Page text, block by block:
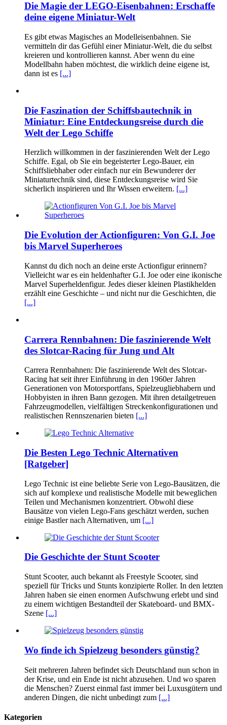
Die Magie der LEGO-Eisenbahnen: Erschaffe
deine eigene Miniatur-Welt
Es gibt etwas Magisches an Modelleisenbahnen. Sie
vermitteln dir das Gefühl einer Miniatur-Welt, die du selbst
kreieren und kontrollieren kannst. Aber wenn du eine
Modellbahn haben möchtest, die wirklich deine eigene ist,
dann ist es [...]
Die Faszination der Schiffsbautechnik in
Miniatur: Eine Entdeckungsreise durch die
Welt der Lego Schiffe
Herzlich willkommen in der faszinierenden Welt der Lego
Schiffe. Egal, ob Sie ein begeisterter Lego-Bauer, ein
Schiffsliebhaber oder einfach nur ein Bewunderer der
Miniaturtechnik sind, diese Entdeckungsreise wird Sie
sicherlich inspirieren und Ihr Wissen erweitern. [...]
Die Evolution der Actionfiguren: Von G.I. Joe
bis Marvel Superheroes
Kannst du dich noch an deine erste Actionfigur erinnern?
Vielleicht war es ein heldenhafter G.I. Joe oder eine ikonische
Marvel Superheldenfigur. Jedes dieser kleinen Plastikhelden
erzählt eine Geschichte – und nicht nur die Geschichten, die
[...]
Carrera Rennbahnen: Die faszinierende Welt
des Slotcar-Racing für Jung und Alt
Carrera Rennbahnen: Die faszinierende Welt des Slotcar-
Racing hat seit ihrer Einführung in den 1960er Jahren
Generationen von Motorsportfans, Spielzeugliebhabern und
Hobbyisten in ihren Bann gezogen. Mit ihren detailgetreuen
Fahrzeugmodellen, vielfältigen Streckenkonfigurationen und
realistischen Rennszenarien bieten [...]
Die Besten Lego Technic Alternativen
[Ratgeber]
Lego Technic ist eine beliebte Serie von Lego-Bausätzen, die
sich auf komplexe und realistische Modelle mit beweglichen
Teilen und Mechanismen konzentriert. Obwohl diese
Bausätze von vielen Lego-Fans geschätzt werden, suchen
einige Bastler nach Alternativen, um [...]
Die Geschichte der Stunt Scooter
Stunt Scooter, auch bekannt als Freestyle Scooter, sind
speziell für Tricks und Stunts konzipierte Roller. In den letzten
Jahren haben sie einen enormen Aufschwung erlebt und sind
zu einem wichtigen Bestandteil der Skateboard- und BMX-
Szene [...]
Wo finde ich Spielzeug besonders günstig?
Seit mehreren Jahren befindet sich Deutschland nun schon in
der Krise, und ein Ende ist nicht abzusehen. Und wo sparen
die Menschen? Zuerst einmal fast immer bei Luxusgütern und
anderen Dingen, die nicht unbedingt zum [...]
Kategorien